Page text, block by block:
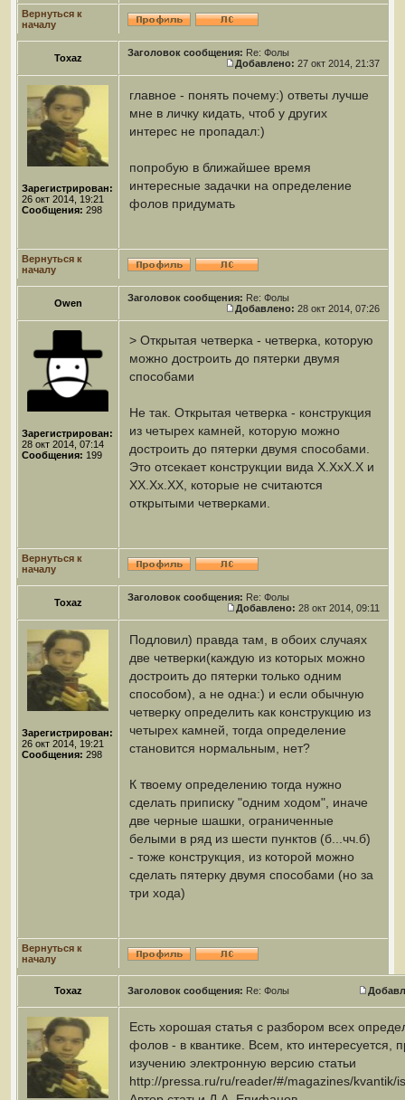
Вернуться к
началу
Toxaz Заголовок сообщения: Re: Фолы
Добавлено: 27 окт 2014, 21:37
Зарегистрирован:
26 окт 2014, 19:21
Сообщения: 298
главное - понять почему:) ответы лучше
мне в личку кидать, чтоб у других
интерес не пропадал:)
попробую в ближайшее время
интересные задачки на определение
фолов придумать
Вернуться к
началу
Owen Заголовок сообщения: Re: Фолы
Добавлено: 28 окт 2014, 07:26
Зарегистрирован:
28 окт 2014, 07:14
Сообщения: 199
> Открытая четверка - четверка, которую
можно достроить до пятерки двумя
способами
Не так. Открытая четверка - конструкция
из четырех камней, которую можно
достроить до пятерки двумя способами.
Это отсекает конструкции вида Х.ХхХ.Х и
ХХ.Хх.ХХ, которые не считаются
открытыми четверками.
Вернуться к
началу
Toxaz Заголовок сообщения: Re: Фолы
Добавлено: 28 окт 2014, 09:11
Зарегистрирован:
26 окт 2014, 19:21
Сообщения: 298
Подловил) правда там, в обоих случаях
две четверки(каждую из которых можно
достроить до пятерки только одним
способом), а не одна:) и если обычную
четверку определить как конструкцию из
четырех камней, тогда определение
становится нормальным, нет?
К твоему определению тогда нужно
сделать приписку "одним ходом", иначе
две черные шашки, ограниченные
белыми в ряд из шести пунктов (б...чч.б)
- тоже конструкция, из которой можно
сделать пятерку двумя способами (но за
три хода)
Вернуться к
началу
Toxaz Заголовок сообщения: Re: Фолы
Есть хорошая статья с разбором всех
фолов - в квантике. Всем, кто интересуется,
изучению электронную версию статьи
http://pressa.ru/ru/reader/#/magazines/kvantik/